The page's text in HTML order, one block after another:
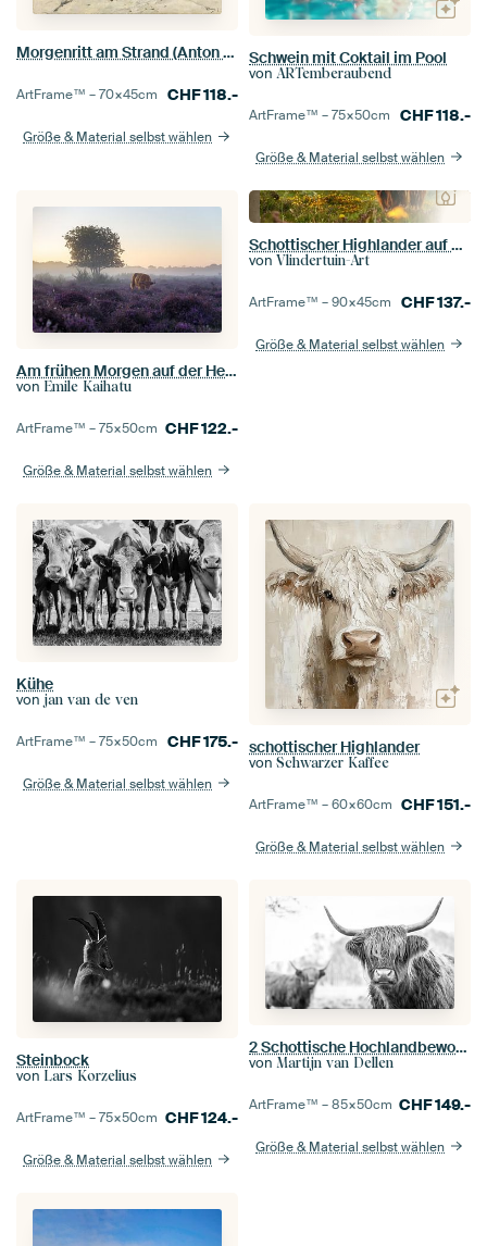
Morgenritt am Strand (Anton Mauve)
ArtFrame™ –70×45cm CHF118.-
Größe & Material selbst wählen
Schwein mit Coktail im Pool
von ARTemberaubend
ArtFrame™ –75×50cm CHF118.-
Größe & Material selbst wählen
Am frühen Morgen auf der Heide
von Emile Kaihatu
ArtFrame™ –75×50cm CHF122.-
Größe & Material selbst wählen
Schottischer Highlander auf einer Bergwiese
von Vlindertuin-Art
ArtFrame™ –90×45cm CHF137.-
Größe & Material selbst wählen
Kühe
von jan van de ven
ArtFrame™ –75×50cm CHF175.-
Größe & Material selbst wählen
schottischer Highlander
von Schwarzer Kaffee
ArtFrame™ –60×60cm CHF151.-
Größe & Material selbst wählen
Steinbock
von Lars Korzelius
ArtFrame™ –75×50cm CHF124.-
Größe & Material selbst wählen
2 Schottische Hochlandbewohner auf der Jiltdijksheide (schwarz-weiß)
von Martijn van Dellen
ArtFrame™ –85×50cm CHF149.-
Größe & Material selbst wählen